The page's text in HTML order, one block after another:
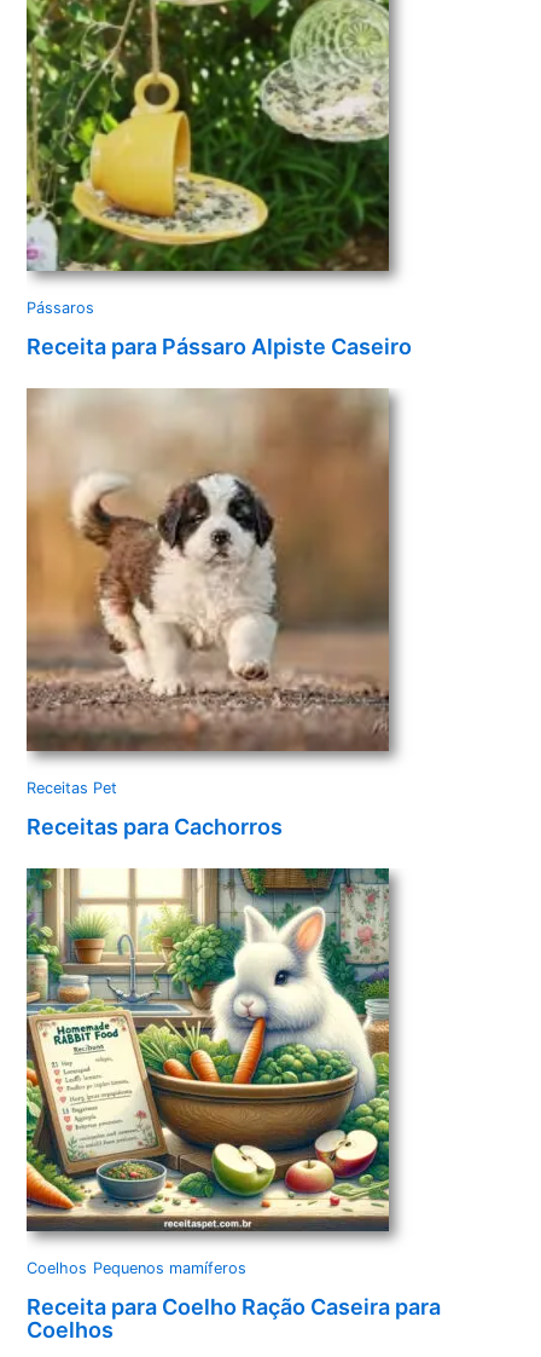
o
Pássaros
Receita para Pássaro Alpiste Caseiro
Receitas Pet
Receitas para Cachorros
Coelhos Pequenos mamíferos
Receita para Coelho Ração Caseira para
Coelhos